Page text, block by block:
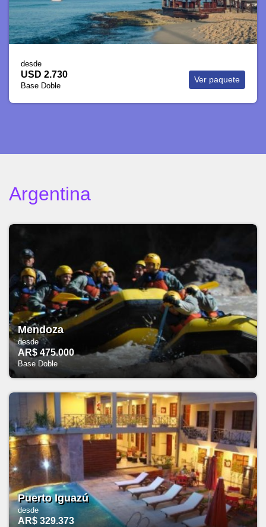
desde
USD 3.276
Base Doble
Ver paquete
Argentina
Mendoza
desde
AR$ 475.000
Base Doble
Puerto Iguazú
desde
AR$ 329.373